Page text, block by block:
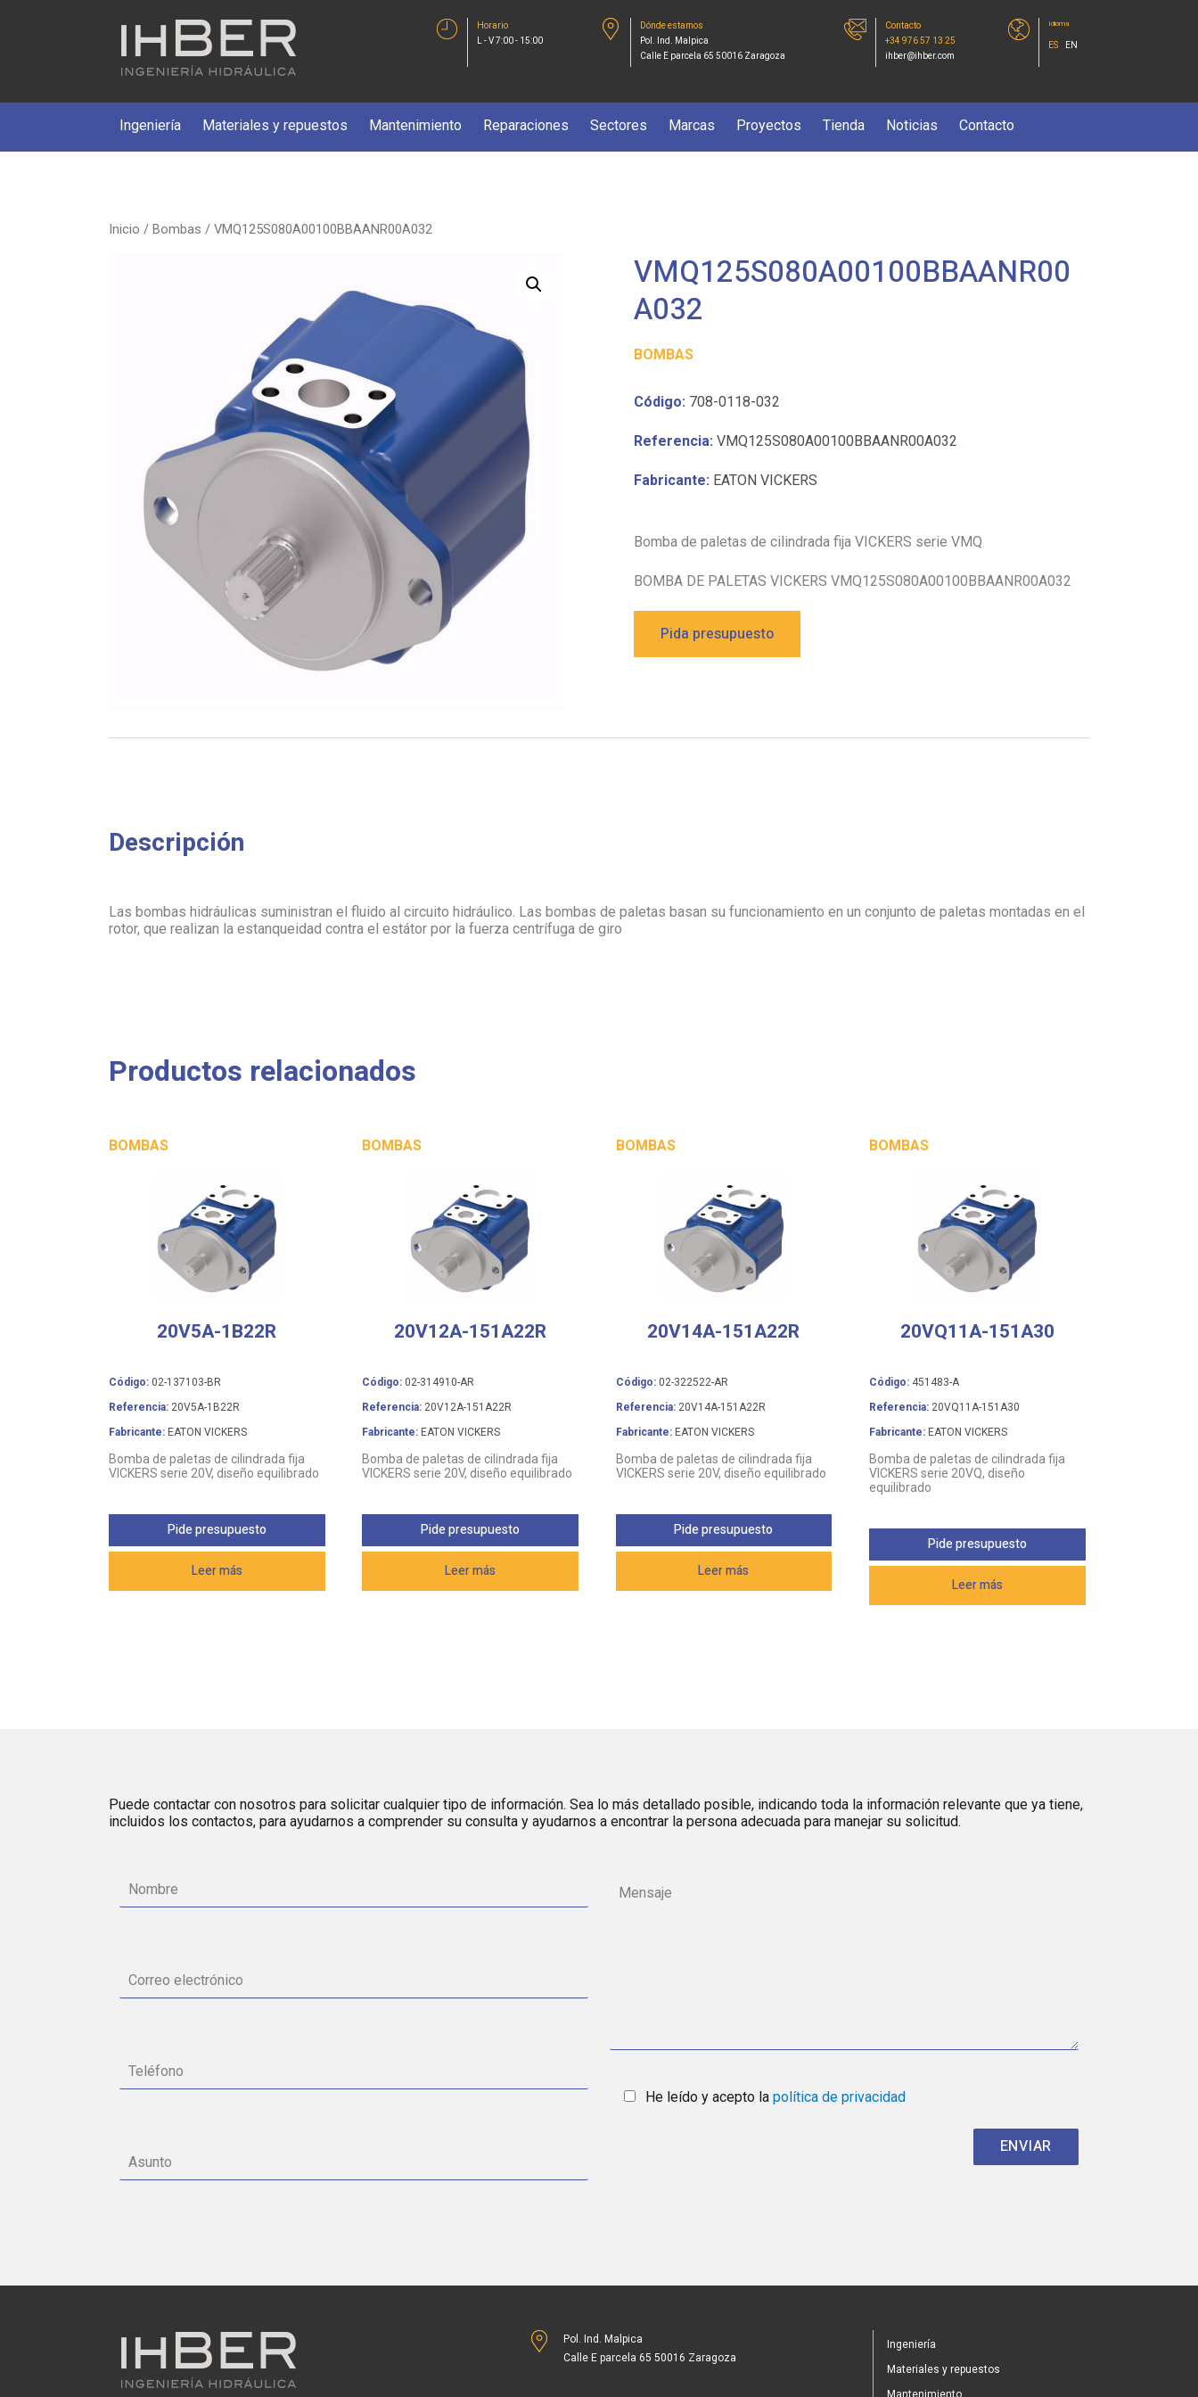
Horario
L - V 7:00 - 15:00
Dónde estamos
Pol. Ind. Malpica
Calle E parcela 65 50016 Zaragoza
Contacto
+34 976 57 13 25
ihber@ihber.com
Idioma
ES EN
Ingeniería Materiales y repuestos Mantenimiento Reparaciones Sectores Marcas Proyectos Tienda Noticias Contacto
Inicio / Bombas / VMQ125S080A00100BBAANR00A032
VMQ125S080A00100BBAANR00
A032
BOMBAS
Código: 708-0118-032
Referencia: VMQ125S080A00100BBAANR00A032
Fabricante: EATON VICKERS
Bomba de paletas de cilindrada fija VICKERS serie VMQ
BOMBA DE PALETAS VICKERS VMQ125S080A00100BBAANR00A032
Pida presupuesto
Descripción
Las bombas hidráulicas suministran el fluido al circuito hidráulico. Las bombas de paletas basan su funcionamiento en un conjunto de paletas montadas en el
rotor, que realizan la estanqueidad contra el estátor por la fuerza centrífuga de giro
Productos relacionados
BOMBAS
20V5A-1B22R
Código: 02-137103-BR
Referencia: 20V5A-1B22R
Fabricante: EATON VICKERS
Bomba de paletas de cilindrada fija
VICKERS serie 20V, diseño equilibrado
Leer más
Pide presupuesto
BOMBAS
20V12A-151A22R
Código: 02-314910-AR
Referencia: 20V12A-151A22R
Fabricante: EATON VICKERS
Bomba de paletas de cilindrada fija
VICKERS serie 20V, diseño equilibrado
Leer más
Pide presupuesto
BOMBAS
20V14A-151A22R
Código:02-322522-AR
Referencia:20V14A-151A22R
Fabricante:EATON VICKERS
Bomba de paletas de cilindrada fija
VICKERS serie 20V, diseño equilibrado
Leer más
Pide presupuesto
BOMBAS
20VQ11A-151A30
Código: 451483-A
Referencia: 20VQ11A-151A30
Fabricante: EATON VICKERS
Bomba de paletas de cilindrada fija
VICKERS serie 20VQ, diseño
equilibrado
Leer más
Pide presupuesto
Puede contactar con nosotros para solicitar cualquier tipo de información. Sea lo más detallado posible, indicando toda la información relevante que ya tiene,
incluidos los contactos, para ayudarnos a comprender su consulta y ayudarnos a encontrar la persona adecuada para manejar su solicitud.
He leído y acepto la política de privacidad
Pol. Ind. Malpica
Calle E parcela 65 50016 Zaragoza
Ingeniería
Materiales y repuestos